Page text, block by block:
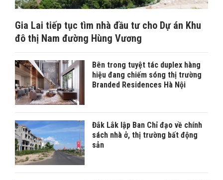
Gia Lai tiếp tục tìm nhà đầu tư cho Dự án Khu
đô thị Nam đường Hùng Vương
Bên trong tuyệt tác duplex hàng
hiệu đang chiếm sóng thị trường
Branded Residences Hà Nội
Đắk Lắk lập Ban Chỉ đạo về chính
sách nhà ở, thị trường bất động
sản